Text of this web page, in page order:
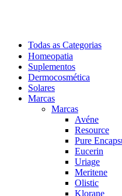
Todas as Categorias
Homeopatia
Suplementos
Dermocosmética
Solares
Marcas
Marcas
Avéne
Resource
Pure
Eucerin
Uriage
Meritene
Olistic
Klorane